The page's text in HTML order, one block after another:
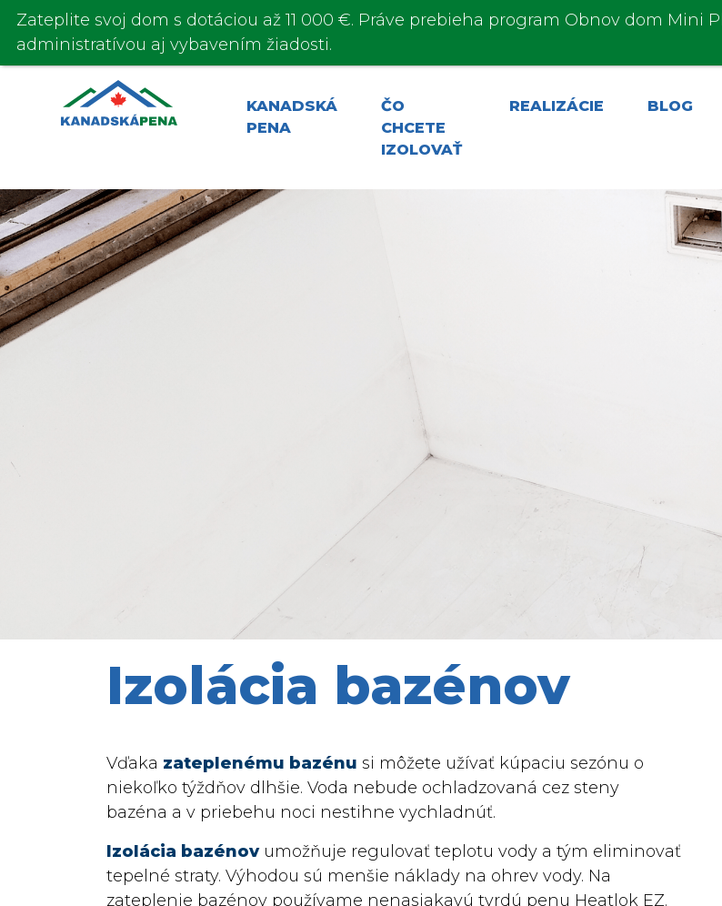
KANADSKÁ
PENA
ČO
CHCETE
IZOLOVAŤ
REALIZÁCIE BLOG
Izolácia bazénov
Vďaka zateplenému bazénu si môžete užívať kúpaciu sezónu o
niekoľko týždňov dlhšie. Voda nebude ochladzovaná cez steny
bazéna a v priebehu noci nestihne vychladnúť.
Izolácia bazénovumožňuje regulovať teplotu vody a tým eliminovať
tepelné straty. Výhodou sú menšie náklady na ohrev vody. Na
zateplenie bazénov používame nenasiakavú tvrdú penu Heatlok EZ.
Zateplite svoj dom s dotáciou až 11 000 €. Práve prebieha program Obnov dom Mini
administratívou aj vybavením žiadosti.